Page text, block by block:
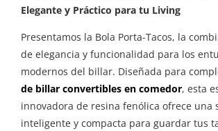
Elegante y Práctico para tu Living
Presentamos la Bola Porta-Tacos, la
de elegancia y funcionalidad para los
modernos del billar. Diseñada para
de billar convertibles en comedor, esta
innovadora de resina fenólica ofrece una
inteligente y compacta para guardar tus